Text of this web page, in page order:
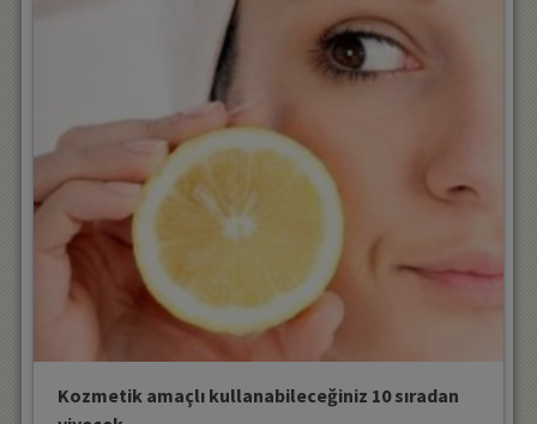
Kozmetik amaçlı kullanabileceğiniz 10 sıradan